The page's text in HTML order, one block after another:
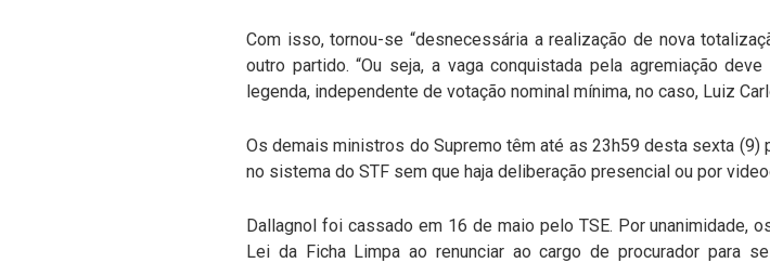
Com isso, tornou-se “desnecessária a realização de nova
outro partido. “Ou seja, a vaga conquistada pela agremiação
legenda, independente de votação nominal mínima, no caso, Luiz
Os demais ministros do Supremo têm até as 23h59 desta sexta
no sistema do STF sem que haja deliberação presencial ou por
Dallagnol foi cassado em 16 de maio pelo TSE. Por unanimidade,
Lei da Ficha Limpa ao renunciar ao cargo de procurador para